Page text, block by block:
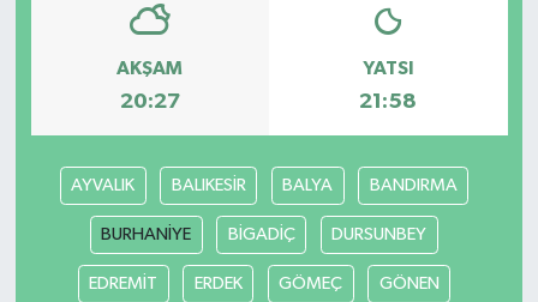
AKŞAM
20:27
YATSI
21:58
AYVALIK BALIKESİR BALYA BANDIRMA
BURHANİYE BİGADİÇ DURSUNBEY
EDREMİT ERDEK GÖMEÇ GÖNEN